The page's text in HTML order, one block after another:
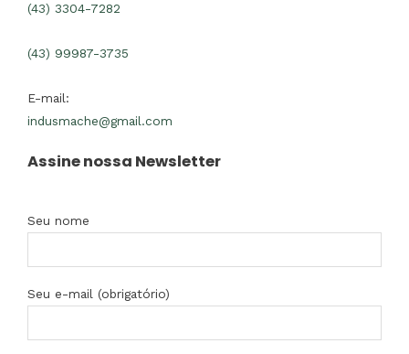
(43) 3304-7282
(43) 99987-3735
E-mail:
indusmache@gmail.com
Assine nossa Newsletter
Seu nome
Seu e-mail (obrigatório)